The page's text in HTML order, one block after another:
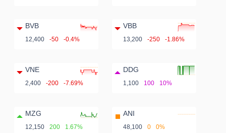
BVB
12,400 -50 -0.4%
VBB
13,200 -250 -1.86%
VNE
2,400 -200 -7.69%
DDG
1,100 100 10%
MZG
12,150 200 1.67%
ANI
48,100 0 0%